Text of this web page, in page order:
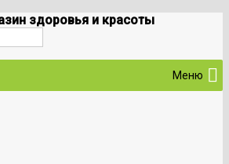
здоровья и красоты
Меню